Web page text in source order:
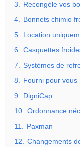
3. Recongèle vos
4. Bonnets chimio
5. Location
6. Casquettes
7. Systèmes de
8. Fourni pour vous
9. DigniCap
10. Ordonnance
11. Paxman
12. Changements